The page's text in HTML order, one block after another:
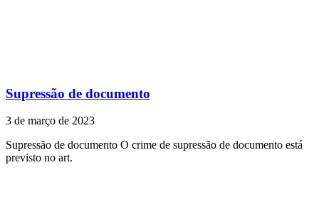
Supressão de documento
3 de março de 2023
Supressão de documento O crime de supressão de documento está
previsto no art.